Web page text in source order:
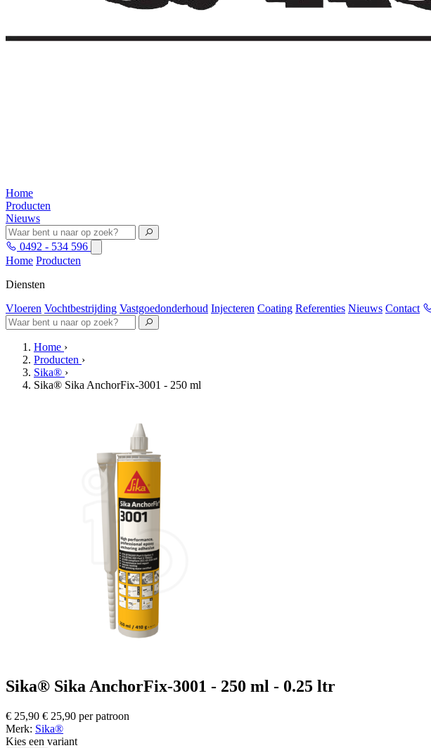
Home
Producten
Nieuws
0492 - 534 596
Home Producten
Diensten
Vloeren Vochtbestrijding Vastgoedonderhoud Injecteren Coating Referenties Nieuws Contact
Home ›
Producten ›
Sika® ›
Sika® Sika AnchorFix-3001 - 250 ml
Sika® Sika AnchorFix-3001 - 250 ml - 0.25 ltr
€ 25,90 € 25,90 per patroon
Merk: Sika®
Kies een variant